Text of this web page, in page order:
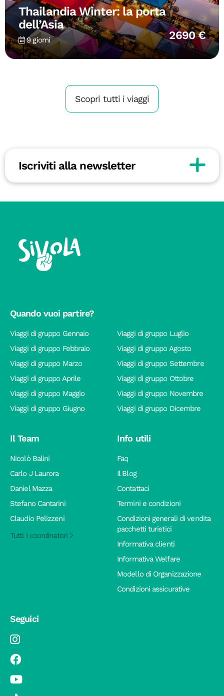
Thailandia Winter: la porta
dell’Asia
9 giorni 2690 €
Scopri tutti i viaggi
Iscriviti alla newsletter
Quando vuoi partire?
Viaggi di gruppo Gennaio
Viaggi di gruppo Febbraio
Viaggi di gruppo Marzo
Viaggi di gruppo Aprile
Viaggi di gruppo Maggio
Viaggi di gruppo Giugno
Viaggi di gruppo Luglio
Viaggi di gruppo Agosto
Viaggi di gruppo Settembre
Viaggi di gruppo Ottobre
Viaggi di gruppo Novembre
Viaggi di gruppo Dicembre
Il Team
Nicolò Balini
Carlo J Laurora
Daniel Mazza
Stefano Cantarini
Claudio Pelizzeni
Tutti i coordinatori
Info utili
Faq
Il Blog
Contattaci
Termini e condizioni
Condizioni generali di vendita
pacchetti turistici
Informativa clienti
Informativa Welfare
Modello di Organizzazione
Condizioni assicurative
Seguici